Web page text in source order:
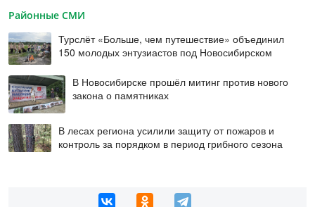
Районные СМИ
Турслёт «Больше, чем путешествие» объединил
150 молодых энтузиастов под Новосибирском
В Новосибирске прошёл митинг против нового
закона о памятниках
В лесах региона усилили защиту от пожаров и
контроль за порядком в период грибного сезона